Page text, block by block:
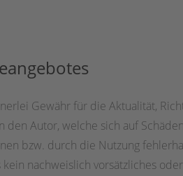
Gewähr für die Aktualität,
den Autor, welche sich auf
bzw. durch die Nutzung
nachweislich vorsätzliches